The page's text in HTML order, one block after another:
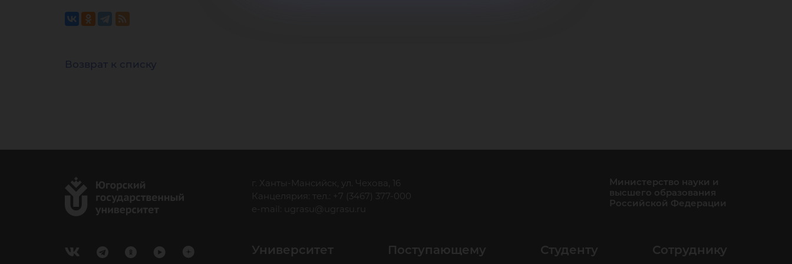
Возврат к списку
г. Ханты-Мансийск, ул. Чехова, 16
Канцелярия: тел.: +7 (3467) 377-000
e-mail:
ugrasu@ugrasu.ru
Министерство науки и
высшего образования
Российской Федерации
Университет Поступающему Студенту Сотруднику